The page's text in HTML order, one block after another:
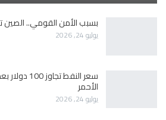
بسبب الأمن القومي.. الصين
يوليو 24, 2026
سعر النفط
الأحمر
يوليو 24, 2026